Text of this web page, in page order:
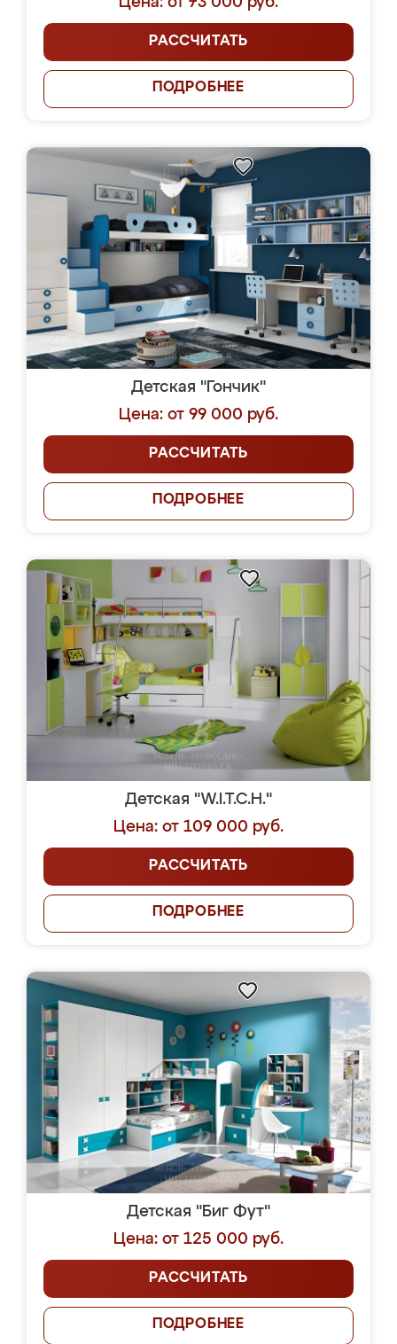
РАССЧИТАТЬ
ПОДРОБНЕЕ
Детская "Гончик"
Цена: от 99 000 руб.
РАССЧИТАТЬ
ПОДРОБНЕЕ
Детская "W.I.T.C.H."
Цена: от 109 000 руб.
РАССЧИТАТЬ
ПОДРОБНЕЕ
Детская "Биг Фут"
Цена: от 125 000 руб.
РАССЧИТАТЬ
ПОДРОБНЕЕ